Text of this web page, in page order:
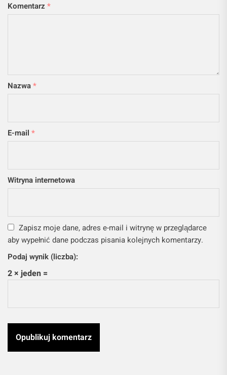
Komentarz *
Nazwa*
E-mail *
Witryna internetowa
Zapisz moje dane, adres e-mail i witrynę w przeglądarce
aby wypełnić dane podczas pisania kolejnych komentarzy.
Podaj wynik (liczba):
2 × jeden =